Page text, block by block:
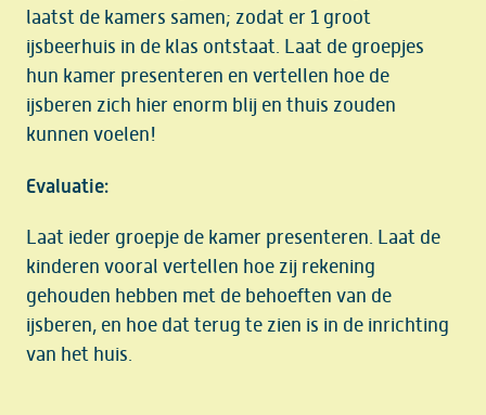
laatst de kamers samen; zodat er 1 groot
ijsbeerhuis in de klas ontstaat. Laat de groepjes
hun kamer presenteren en vertellen hoe de
ijsberen zich hier enorm blij en thuis zouden
kunnen voelen!
Evaluatie:
Laat ieder groepje de kamer presenteren. Laat de
kinderen vooral vertellen hoe zij rekening
gehouden hebben met de behoeften van de
ijsberen, en hoe dat terug te zien is in de inrichting
van het huis.